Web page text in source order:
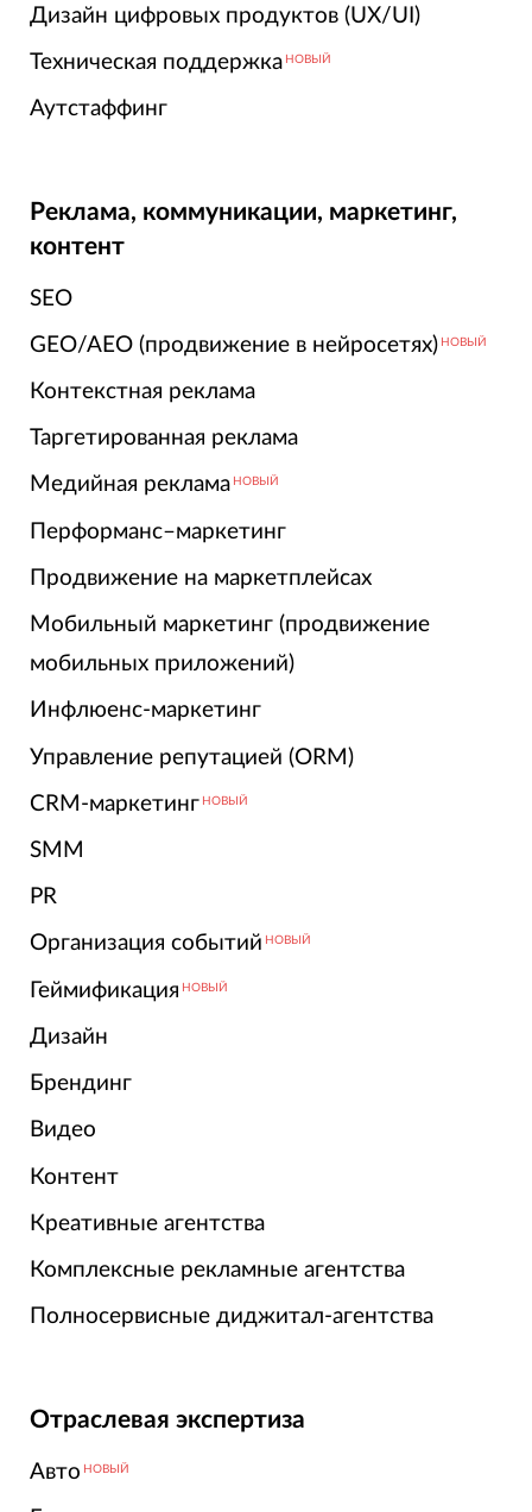
Дизайн цифровых продуктов (UX/UI)
Техническая поддержка НОВЫЙ
Аутстаффинг
Реклама, коммуникации, маркетинг,
контент
SEO
GEO/AEO (продвижение в нейросетях) НОВЫЙ
Контекстная реклама
Таргетированная реклама
Медийная реклама НОВЫЙ
Перформанс–маркетинг
Продвижение на маркетплейсах
Мобильный маркетинг (продвижение
мобильных приложений)
Инфлюенс-маркетинг
Управление репутацией (ORM)
CRM-маркетинг НОВЫЙ
SMM
PR
Организация событий НОВЫЙ
Геймификация НОВЫЙ
Дизайн
Брендинг
Видео
Контент
Креативные агентства
Комплексные рекламные агентства
Полносервисные диджитал-агентства
Отраслевая экспертиза
Авто НОВЫЙ